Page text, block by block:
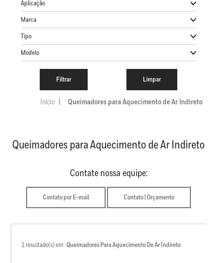
Aplicação
Marca
Tipo
Modelo
Início Queimadores para Aquecimento de Ar Indireto
Queimadores para Aquecimento de Ar Indireto
Contate nossa equipe:
Contato por E-mail Contato | Orçamento
1 resultado(s) em Queimadores Para Aquecimento De Ar Indireto